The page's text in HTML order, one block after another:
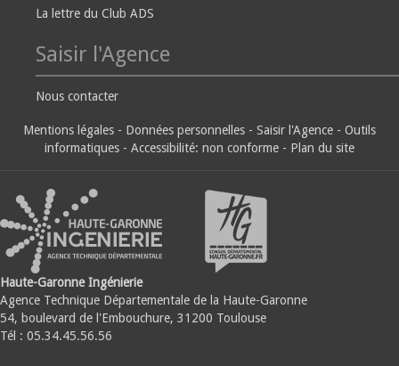
La lettre du Club ADS
Saisir l'Agence
Nous contacter
Mentions légales - Données personnelles - Saisir l'Agence - Outils
informatiques - Accessibilité: non conforme - Plan du site
Haute-Garonne Ingénierie
Agence Technique Départementale de la Haute-Garonne
54, boulevard de l'Embouchure, 31200 Toulouse
Tél : 05.34.45.56.56